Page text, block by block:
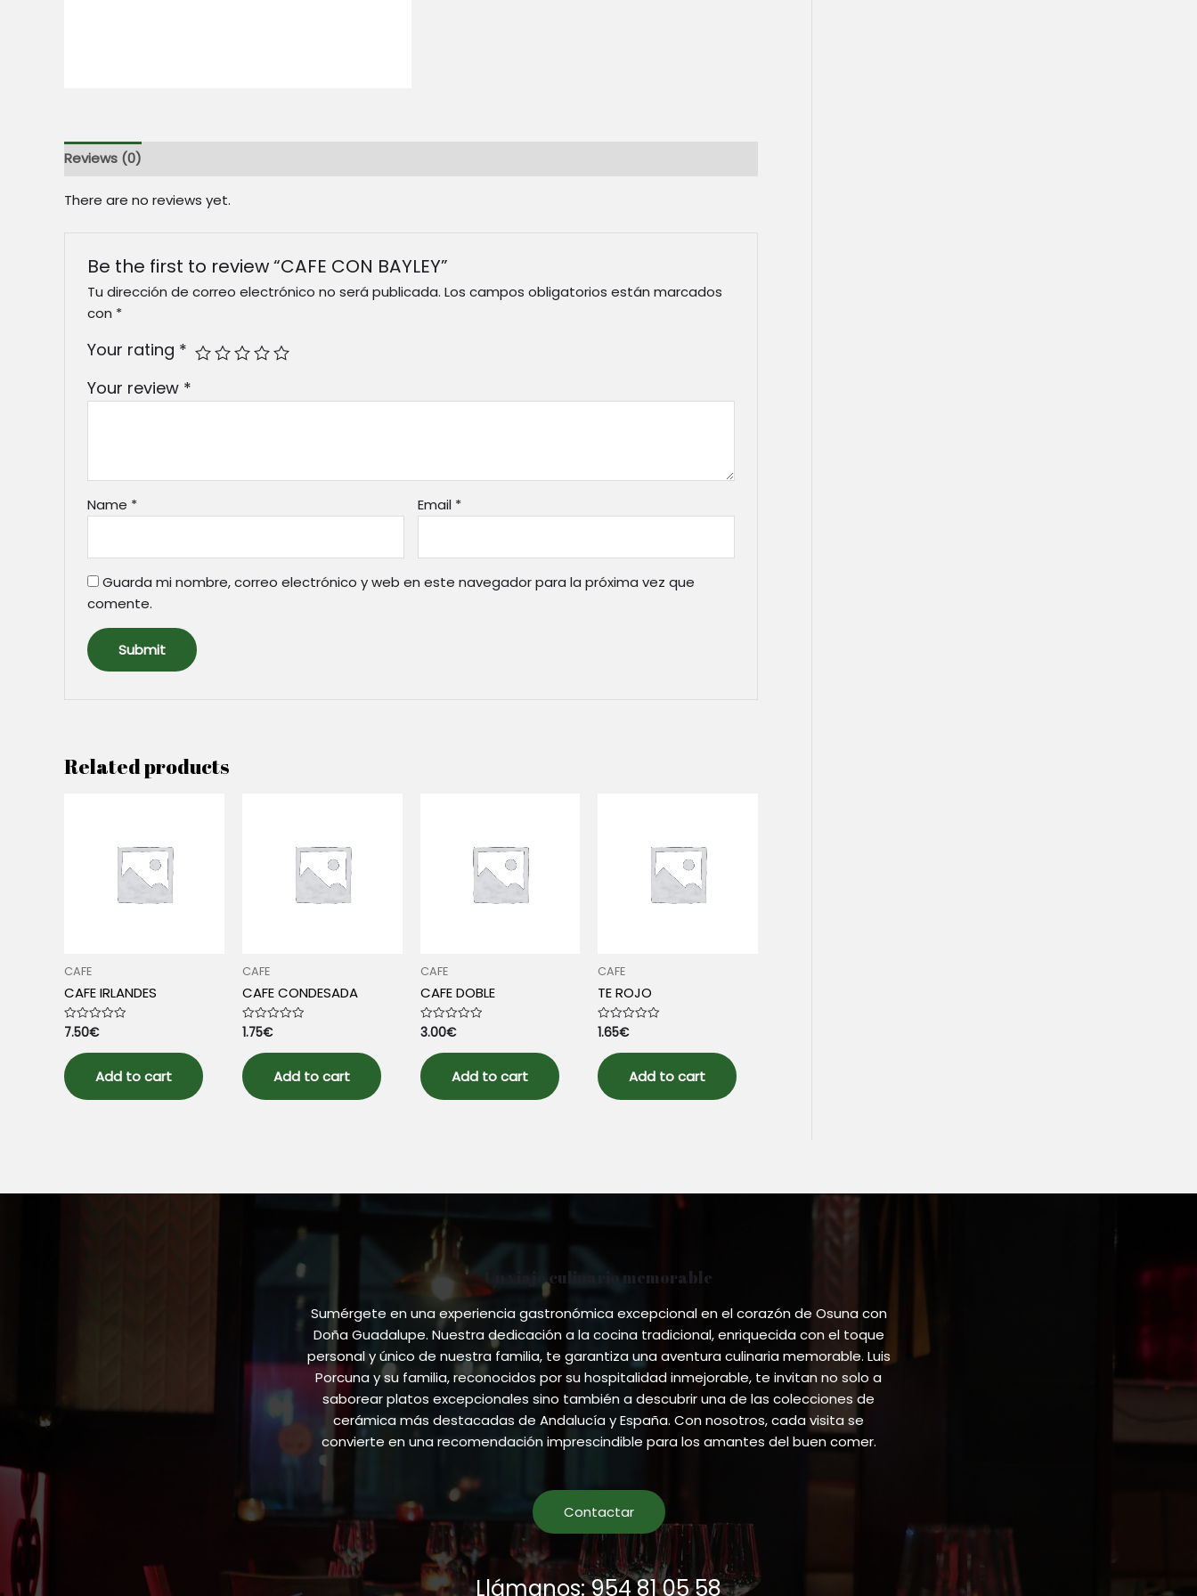
Reviews (0)
There are no reviews yet.
Be the first to review “CAFE CON BAYLEY”
Tu dirección de correo electrónico no será publicada. Los campos obligatorios están marcados
con *
Your rating *
Your review *
Name * Email *
Guarda mi nombre, correo electrónico y web en este navegador para la próxima vez que
comente.
Related products
CAFE
CAFE IRLANDES
Rated
0
out
of
5
7.50€
Add to cart
CAFE
CAFE CONDESADA
Rated
0
out
of
5
1.75€
Add to cart
CAFE
CAFE DOBLE
Rated
0
out
of
5
3.00€
Add to cart
CAFE
TE ROJO
Rated
0
out
of
5
1.65€
Add to cart
Un viaje culinario memorable
Sumérgete en una experiencia gastronómica excepcional en el corazón de Osuna con
Doña Guadalupe. Nuestra dedicación a la cocina tradicional, enriquecida con el toque
personal y único de nuestra familia, te garantiza una aventura culinaria memorable. Luis
Porcuna y su familia, reconocidos por su hospitalidad inmejorable, te invitan no solo a
saborear platos excepcionales sino también a descubrir una de las colecciones de
cerámica más destacadas de Andalucía y España. Con nosotros, cada visita se
convierte en una recomendación imprescindible para los amantes del buen comer.
Contactar
Llámanos: 954 81 05 58